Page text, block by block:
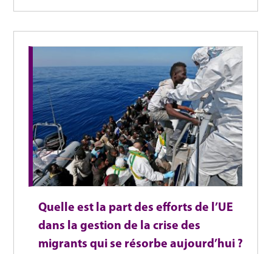
Quelle est la part des efforts de l’UE
dans la gestion de la crise des
migrants qui se résorbe aujourd’hui ?